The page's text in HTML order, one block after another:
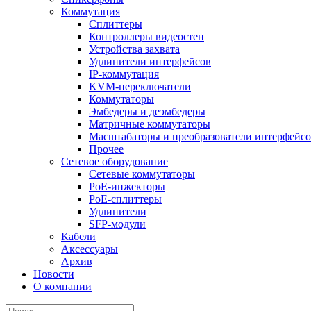
Коммутация
Сплиттеры
Контроллеры видеостен
Устройства захвата
Удлинители интерфейсов
IP-коммутация
KVM-переключатели
Коммутаторы
Эмбедеры и деэмбедеры
Матричные коммутаторы
Масштабаторы и преобразователи
Прочее
Сетевое оборудование
Сетевые коммутаторы
PoE-инжекторы
PoE-сплиттеры
Удлинители
SFP-модули
Кабели
Аксессуары
Архив
Новости
О компании